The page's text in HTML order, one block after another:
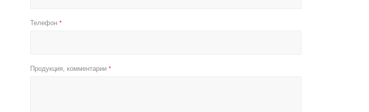
Телефон *
Продукция, комментарии *